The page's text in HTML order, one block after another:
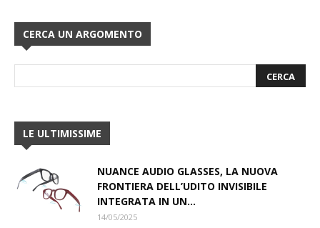
CERCA UN ARGOMENTO
LE ULTIMISSIME
NUANCE AUDIO GLASSES, LA NUOVA
FRONTIERA DELL’UDITO INVISIBILE
INTEGRATA IN UN...
14/05/2025